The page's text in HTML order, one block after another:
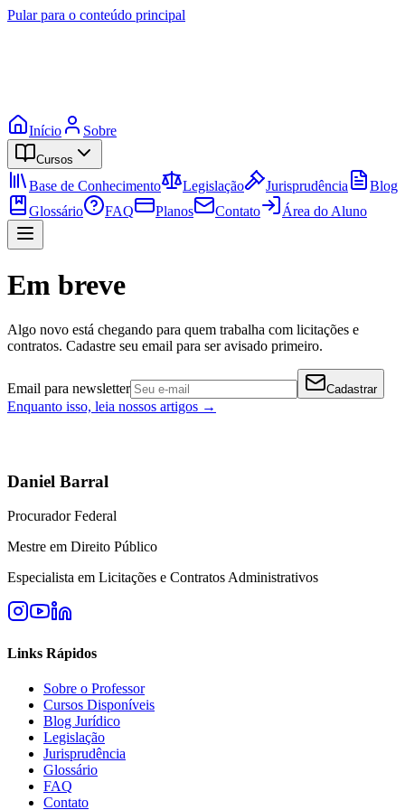
Pular para o conteúdo principal
Início Sobre
Cursos
Base de Conhecimento Legislação Jurisprudência
Blog
Glossário
FAQ Planos Contato Área do Aluno
Em breve
Algo novo está chegando para quem trabalha com licitações e
contratos. Cadastre seu email para ser avisado primeiro.
Email para newsletter Cadastrar
Enquanto isso, leia nossos artigos →
Daniel Barral
Procurador Federal
Mestre em Direito Público
Especialista em Licitações e Contratos Administrativos
Links Rápidos
Sobre o Professor
Cursos Disponíveis
Blog Jurídico
Legislação
Jurisprudência
Glossário
FAQ
Contato